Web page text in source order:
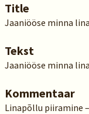
Title
Jaaniööse minna
Tekst
Jaaniööse minna
Kommentaar
Linapõllu piiramine